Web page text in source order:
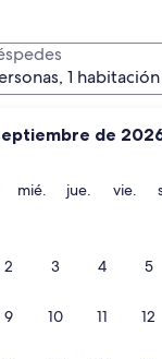
de
martes
mié. miércoles
jue. jueves
vie.
2 3 4 5
9 10 11 12
1 habitación